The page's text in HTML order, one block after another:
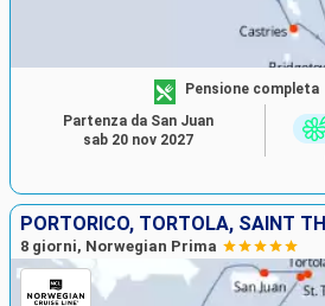
Pensione completa
Partenza da San Juan
sab 20 nov 2027
PORTORICO, TORTOLA, SAINT
8 giorni, Norwegian Prima